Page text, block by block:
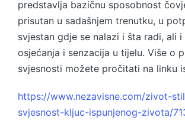
predstavlja bazičnu sposobnost
prisutan u sadašnjem trenutku, u
svjestan gdje se nalazi i šta radi, ali i
osjećanja i senzacija u tijelu. Više o
svjesnosti možete pročitati na linku
https://www.nezavisne.com/zivot-
svjesnost-kljuc-ispunjenog-zivota/